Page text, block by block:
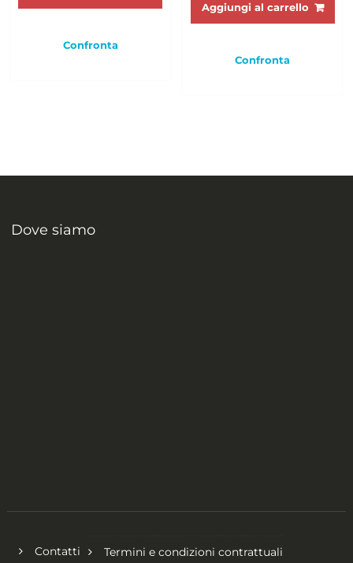
Confronta
Aggiungi al carrello
Confronta
Dove siamo
Contatti Termini e condizioni contrattuali